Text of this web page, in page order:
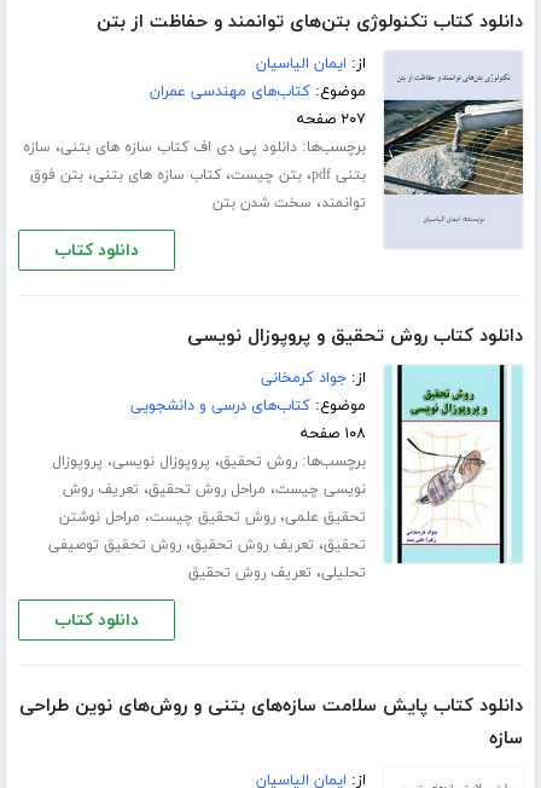
دانلود کتاب تکنولوژی بتن‌های توانمند و حفاظت از بتن
از: ایمان الیاسیان
موضوع:کتاب‌های مهندسی عمران
۲۰۷ صفحه
برچسب‌ها:دانلود پی دی اف کتاب سازه های بتنی، سازه
بتنی pdf
،بتن چیست،کتاب سازه های بتنی،بتن فوق
توانمند، سخت شدن بتن
دانلود کتاب
دانلود کتاب روش تحقیق و پروپوزال نویسی
از:جواد کرمخانی
موضوع:کتاب‌های درسی و دانشجویی
۱۰۸ صفحه
برچسب‌ها:روش تحقیق، پروپوزال نویسی، پروپوزال
نویسی چیست، مراحل روش تحقیق، تعریف روش
تحقیق علمی،روش تحقیق چیست، مراحل نوشتن
تحقیق، تعریف روش تحقیق،روش تحقیق توصیفی
تحلیلی، تعریف روش تحقیق
دانلود کتاب
دانلود کتاب پایش سلامت سازه‌های بتنی و روش‌های نوین طراحی
سازه
از: ایمان الیاسیان